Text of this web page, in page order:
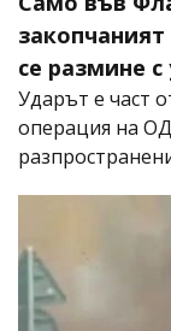
се размине
Ударът е част
операция на